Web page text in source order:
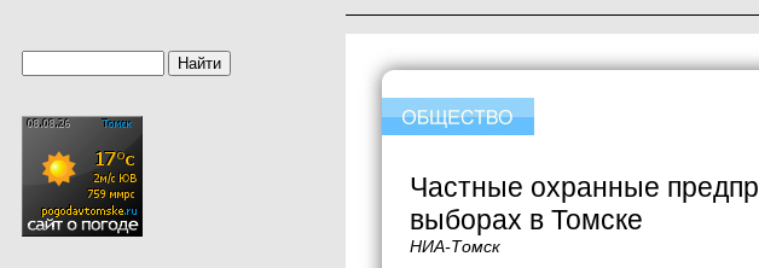
Частные охранные
выборах в Томске
НИА-Томск